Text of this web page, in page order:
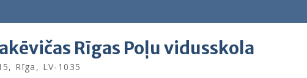
Rīgas Poļu vidusskola
Rīga, LV-1035